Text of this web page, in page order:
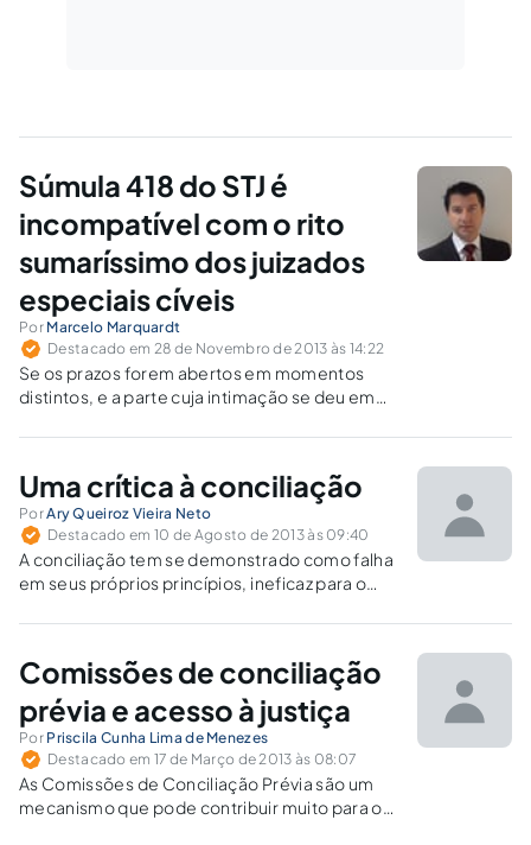
Súmula 418 do STJ é
incompatível com o rito
sumaríssimo dos juizados
especiais cíveis
Por Marcelo Marquardt
Destacado em 28 de Novembro de 2013 às 14:22
Se os prazos forem abertos em momentos
distintos, e a parte cuja intimação se deu em
Embargos de Declaração, o prazo da parte
Recurso Inominado pode já ter expirado por
completo, com ou sem apresentação do
recurso.
Uma crítica à conciliação
PorAry Queiroz Vieira Neto
Destacado em 10 de Agosto de 2013 às 09:40
A conciliação tem se demonstrado como falha
em seus próprios princípios, ineficaz para o
promover a justiça que se espera que seja
Comissões de conciliação
prévia e acesso à justiça
Por Priscila Cunha Lima de Menezes
Destacado em 17 de Março de 2013 às 08:07
As Comissões de Conciliação Prévia são um
mecanismo que pode contribuir muito para o